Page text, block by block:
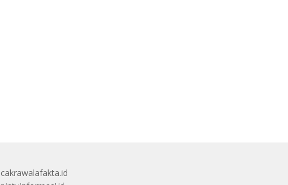
cakrawalafakta.id